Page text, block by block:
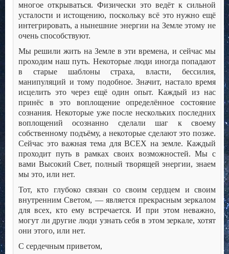
многое открываться. Физически это ведёт к сильной
усталости и истощению, поскольку всё это нужно ещё
интегрировать, а нынешние энергии на Земле этому не
очень способствуют.
Мы решили жить на Земле в эти времена, и сейчас мы
проходим наш путь. Некоторые люди иногда попадают
в старые шаблоны страха, власти, бессилия,
манипуляций и тому подобное. Значит, настало время
исцелить это через ещё один опыт. Каждый из нас
принёс в это воплощение определённое состояние
сознания. Некоторые уже после нескольких последних
воплощений осознанно сделали шаг к своему
собственному подъёму, а некоторые сделают это позже.
Сейчас это важная тема для ВСЕХ на земле. Каждый
проходит путь в рамках своих возможностей. Мы с
вами Высокий Свет, полный творящей энергии, знаем
мы это, или нет.
Тот, кто глубоко связан со своим сердцем и своим
внутренним Светом, — является прекрасным зеркалом
для всех, кто ему встречается. И при этом неважно,
могут ли другие люди узнать себя в этом зеркале, хотят
они этого, или нет.
С сердечным приветом,